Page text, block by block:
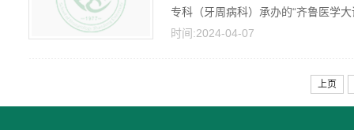
专科（牙周病科）承办的“齐鲁医学
时间:2024-04-07
上页